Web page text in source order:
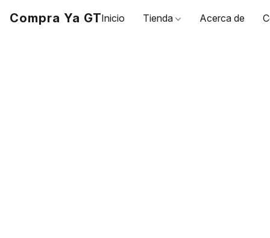
Compra Ya GTInicio Tienda Acerca de